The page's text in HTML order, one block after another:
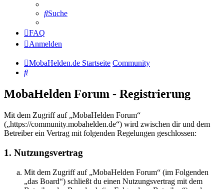
Suche
FAQ
Anmelden
MobaHelden.de Startseite Community
Suche
MobaHelden Forum - Registrierung
Mit dem Zugriff auf „MobaHelden Forum“
(„https://community.mobahelden.de“) wird zwischen dir und dem
Betreiber ein Vertrag mit folgenden Regelungen geschlossen:
1. Nutzungsvertrag
Mit dem Zugriff auf „MobaHelden Forum“ (im Folgenden
„das Board“) schließt du einen Nutzungsvertrag mit dem